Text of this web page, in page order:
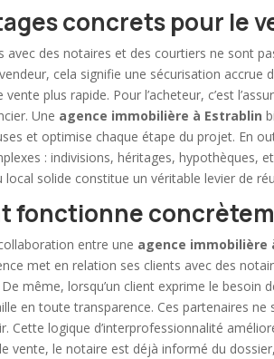
concrets pour le
avec des notaires et des courtiers ne sont
cela signifie une sécurisation
vente plus rapide. Pour l’acheteur, c’est
Une agence immobilière à Estrablin
et optimise chaque étape du projet. En
: indivisions, héritages, hypothèques,
local solide constitue un véritable levier de
fonctionne
entre une agence immobilière
met en relation ses clients avec des
même, lorsqu’un client exprime le
en toute transparence. Ces partenaires
Cette logique d’interprofessionnalité
vente, le notaire est déjà informé du